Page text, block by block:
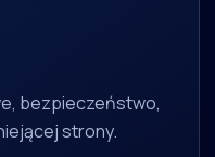
bezpieczeństwo,
strony.